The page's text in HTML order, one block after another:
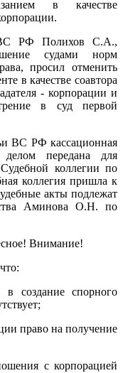
в качестве
РФ Полихов С.А.,
судами норм
просил отменить
в качестве соавтора
- корпорации и
в суд первой
ВС РФ кассационная
передана для
коллегии по
коллегия пришла к
акты подлежат
Аминова О.Н. по
Внимание!
создание спорного
право на получение
с корпорацией